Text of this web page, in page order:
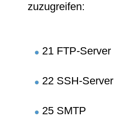
zuzugreifen:
21 FTP-Server
22 SSH-Server
25 SMTP